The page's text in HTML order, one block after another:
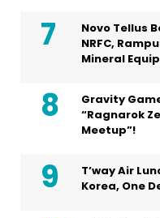
Novo Tellus
NRFC,
Mineral
Gravity
“Ragnarok
Meetup”!
T’way Air
Korea, One